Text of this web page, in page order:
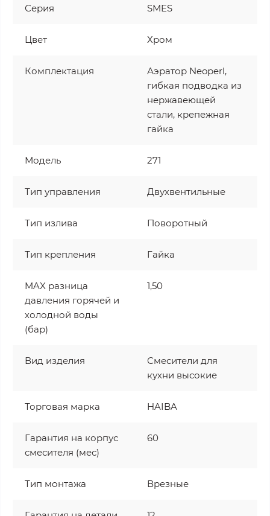
Серия SMES
Цвет Хром
Комплектация
Аэратор Neoperl,
гибкая подводка из
нержавеющей
стали, крепежная
гайка
Модель 271
Тип управления Двухвентильные
Тип излива Поворотный
Тип крепления Гайка
MAX разница
давления горячей и
холодной воды
(бар)
1,50
Вид изделия
Смесители для
кухни высокие
Торговая марка HAIBA
Гарантия на корпус
смесителя (мес)
60
Тип монтажа Врезные